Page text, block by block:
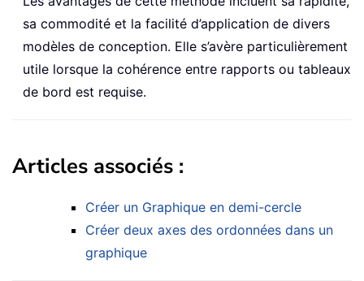
sa commodité et la facilité d’application de divers
modèles de conception. Elle s’avère particulièrement
utile lorsque la cohérence entre rapports ou tableaux
de bord est requise.
Articles associés :
Créer un Graphique en demi-cercle
Créer deux axes des ordonnées dans un
graphique